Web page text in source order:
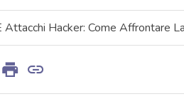
Attacchi Hacker: Come Affrontare